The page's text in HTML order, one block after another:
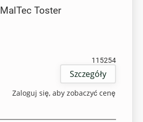
MalTec Toster
115254
Szczegóły
Zaloguj się, aby zobaczyć cenę